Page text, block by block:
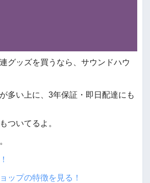
グッズを買うなら、サウンドハウ
多い上に、3年保証・即日配達にも
ついてるよ。
ップの特徴を見る！